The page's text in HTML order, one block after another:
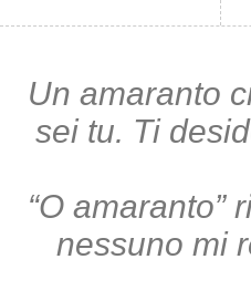
Un amaranto
sei tu. Ti
“O amaranto”
nessuno mi